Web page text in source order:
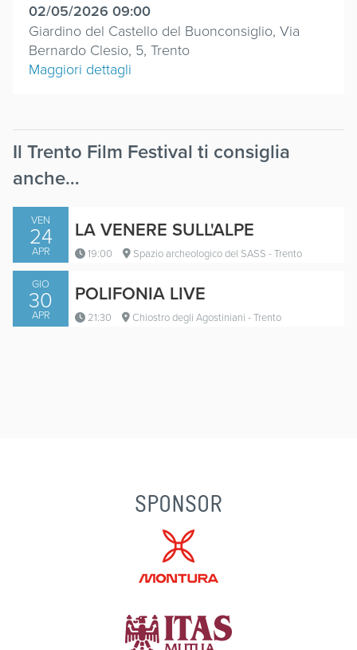
02/05/2026 09:00
Giardino del Castello del Buonconsiglio, Via
Bernardo Clesio, 5, Trento
Maggiori dettagli
Il Trento Film Festival ti consiglia
anche…
VEN
24
APR
LA VENERE SULL'ALPE
19:00 Spazio archeologico del SASS - Trento
GIO
30
APR
POLIFONIA LIVE
21:30 Chiostro degli Agostiniani - Trento
SPONSOR